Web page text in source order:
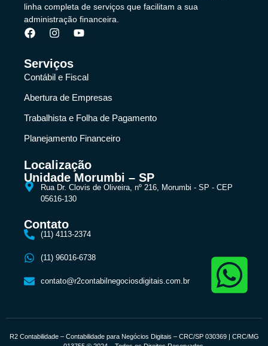
linha completa de serviços que facilitam a sua
administração financeira.
Serviços
Contábil e Fiscal
Abertura de Empresas
Trabalhista e Folha de Pagamento
Planejamento Financeiro
Localização
Unidade Morumbi – SP
Rua Dr. Clovis de Oliveira, nº 216, Morumbi - SP - CEP
05616-130
Contato
(11) 4113-2374
(11) 96016-6738
contato@r2contabilnegociosdigitais.com.br
R2 Contabilidade – Contabilidade para Negócios Digitais – CRC/SP 030369 | CRC/MG